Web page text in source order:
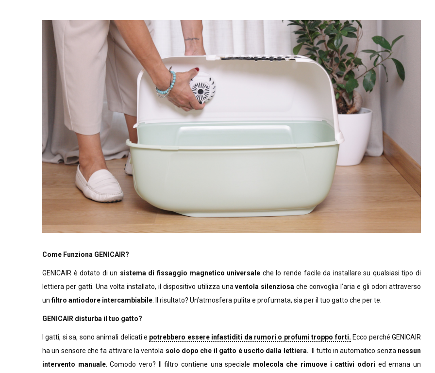
Come Funziona GENICAIR?
GENICAIR è dotato di un sistema di fissaggio magnetico universale che lo rende facile da installare su qualsiasi tipo di
lettiera per gatti. Una volta installato, il dispositivo utilizza unaventola silenziosa che convoglia l’aria e gli odori attraverso
un filtro antiodore intercambiabile . Il risultato? Un’atmosfera pulita e profumata, sia per il tuo gatto che per te.
GENICAIR disturba il tuo gatto?
I gatti, si sa, sono animali delicati e potrebbero essere infastiditi da rumori o profumi troppo forti. Ecco perché GENICAIR
ha un sensore che fa attivare la ventola solo dopo che il gatto è uscito dalla lettiera. Il tutto in automatico senza nessun
intervento manuale. Comodo vero? Il filtro contiene una speciale molecola che rimuove i cattivi odori ed emana un